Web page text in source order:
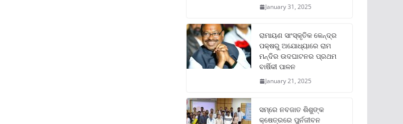
January 31, 2025
ରାମାୟଣ ସାଂସ୍କୃତିକ କେନ୍ଦ୍ର
ପକ୍ଷରୁ ଅଯୋଧ୍ୟାରେ ରାମ
ମନ୍ଦିର ଉଦଘାଟନର ପ୍ରଥମ
ବାର୍ଷିକୀ ପାଳନ
January 21, 2025
ସମ୍‌ରେ ନବଜାତ ଶିଶୁଙ୍କ
କ୍ଷେତ୍ରରେ ପୁର୍ନଜୀବନ